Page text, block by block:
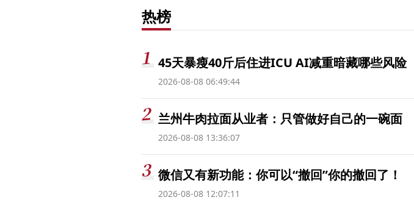
热榜
45天暴瘦40斤后住进ICU AI减重暗藏哪些风险
2026-08-08 06:49:44
兰州牛肉拉面从业者：只管做好自己的一碗面
2026-08-08 13:36:07
微信又有新功能：你可以“撤回”你的撤回了！
2026-08-08 12:07:11